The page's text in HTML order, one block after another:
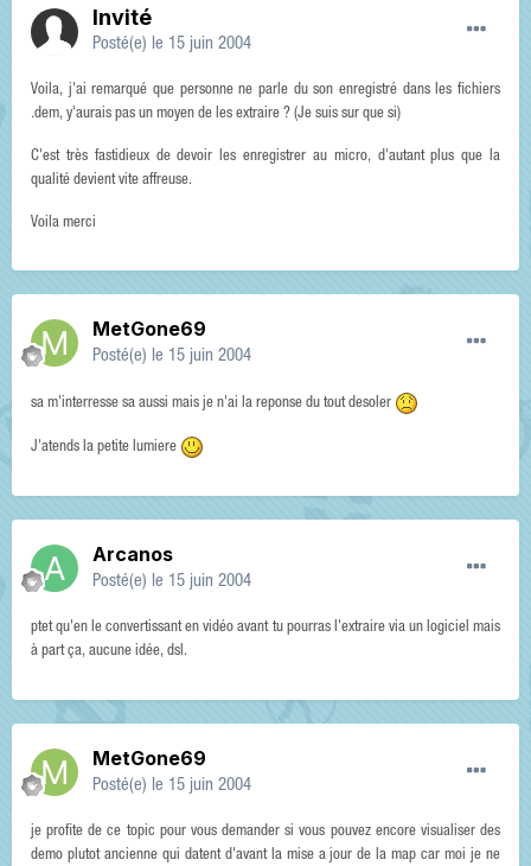
Invité
Posté(e) le 15 juin 2004
Voila, j'ai remarqué que personne ne parle du son enregistré dans les fichiers
.dem, y'aurais pas un moyen de les extraire ? (Je suis sur que si)
C'est très fastidieux de devoir les enregistrer au micro, d'autant plus que la
qualité devient vite affreuse.
Voila merci
MetGone69
Posté(e) le 15 juin 2004
sa m'interresse sa aussi mais je n'ai la reponse du tout desoler
J'atends la petite lumiere
Arcanos
Posté(e) le 15 juin 2004
ptet qu'en le convertissant en vidéo avant tu pourras l'extraire via un logiciel mais
à part ça, aucune idée, dsl.
MetGone69
Posté(e) le 15 juin 2004
je profite de ce topic pour vous demander si vous pouvez encore visualiser des
demo plutot ancienne qui datent d'avant la mise a jour de la map car moi je ne